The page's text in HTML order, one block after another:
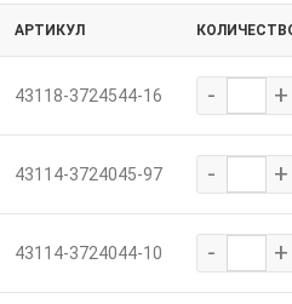
АРТИКУЛ
43118-3724544-16 - +
43114-3724045-97 - +
43114-3724044-10 - +